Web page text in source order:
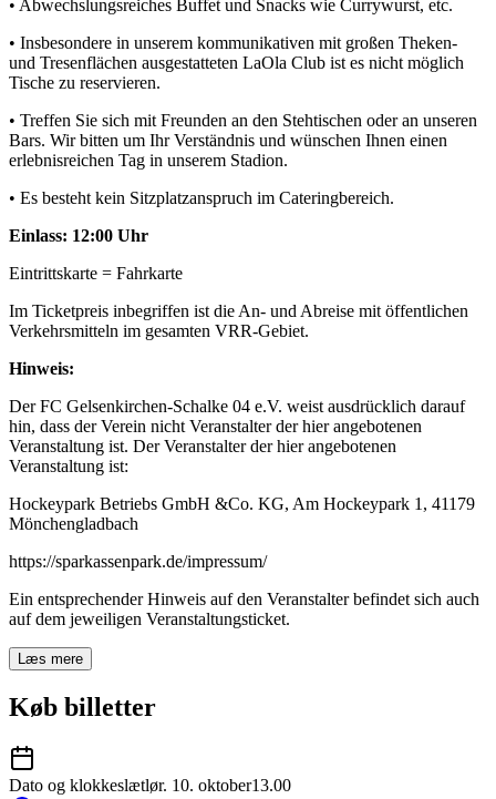
• Abwechslungsreiches Buffet und Snacks wie Currywurst, etc.
• Insbesondere in unserem kommunikativen mit großen Theken-
und Tresenflächen ausgestatteten LaOla Club ist es nicht möglich
Tische zu reservieren.
• Treffen Sie sich mit Freunden an den Stehtischen oder an unseren
Bars. Wir bitten um Ihr Verständnis und wünschen Ihnen einen
erlebnisreichen Tag in unserem Stadion.
• Es besteht kein Sitzplatzanspruch im Cateringbereich.
Einlass: 12:00 Uhr
Eintrittskarte = Fahrkarte
Im Ticketpreis inbegriffen ist die An- und Abreise mit öffentlichen
Verkehrsmitteln im gesamten VRR-Gebiet.
Hinweis:
Der FC Gelsenkirchen-Schalke 04 e.V. weist ausdrücklich darauf
hin, dass der Verein nicht Veranstalter der hier angebotenen
Veranstaltung ist. Der Veranstalter der hier angebotenen
Veranstaltung ist:
Hockeypark Betriebs GmbH &Co. KG, Am Hockeypark 1, 41179
Mönchengladbach
https://sparkassenpark.de/impressum/
Ein entsprechender Hinweis auf den Veranstalter befindet sich auch
auf dem jeweiligen Veranstaltungsticket.
Læs mere
Køb billetter
Dato og klokkeslætlør. 10. oktober13.00